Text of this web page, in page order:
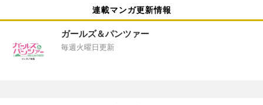
連載マンガ更新情報
ガールズ＆パンツァー
毎週火曜日更新